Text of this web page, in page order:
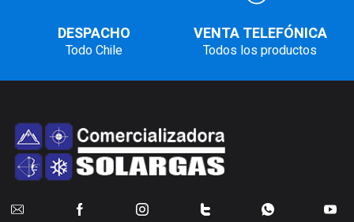
DESPACHO
Todo Chile
VENTA TELEFÓNICA
Todos los productos